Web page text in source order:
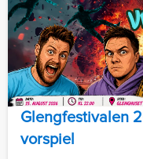
Glengfestivalen
vorspiel